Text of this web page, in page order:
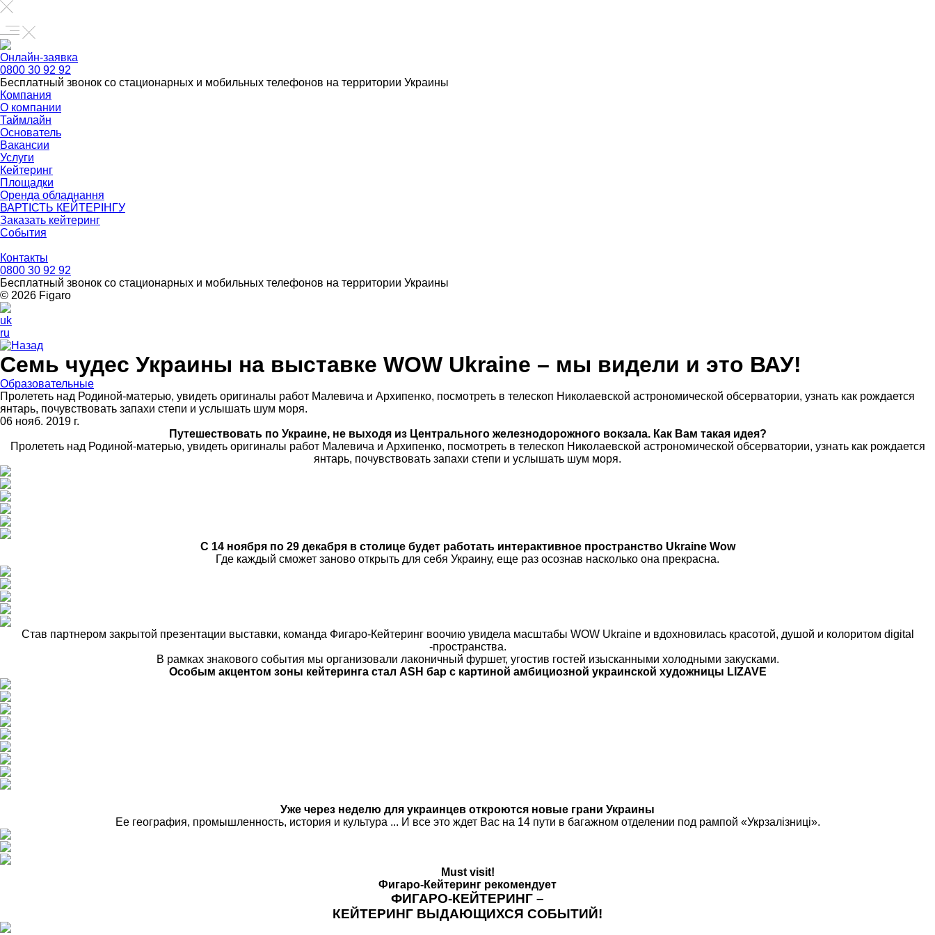
Онлайн-заявка
0800 30 92 92
Бесплатный звонок со стационарных и мобильных телефонов на территории Украины
Компания
О компании
Таймлайн
Основатель
Вакансии
Услуги
Кейтеринг
Площадки
Оренда обладнання
ВАРТІСТЬ КЕЙТЕРІНГУ
Заказать кейтеринг
События
Контакты
0800 30 92 92
Бесплатный звонок со стационарных и мобильных телефонов на территории Украины
© 2026 Figarо
uk
ru
Назад
Семь чудес Украины на выстав­ке WOW Ukraine – мы видели и это ВАУ!
Образовательные
Пролететь над Родиной-матерью, увидеть оригиналы работ Малевича и Архипенко, посмотреть в телескоп Николаевской астрономической обсерватории, узнать как рождается
янтарь, почувствовать запахи степи и услышать шум моря.
06 нояб. 2019 г.
Путешествовать по Украине, не выходя из Центрального железнодорожного вокзала. Как Вам такая идея?
Пролететь над Родиной-матерью, увидеть оригиналы работ Малевича и Архипенко, посмотреть в телескоп Николаевской астрономической обсерватории, узнать как рождается
янтарь, почувствовать запахи степи и услышать шум моря.
С 14 ноября по 29 декабря в столице будет работать интерактивное пространство Ukraine Wow
Где каждый сможет заново открыть для себя Украину, еще раз осознав насколько она прекрасна.
Став партнером закрытой презентации выставки, команда Фигаро-Кейтеринг воочию увидела масштабы WOW Ukraine и вдохновилась красотой, душой и колоритом digital
-пространства.
В рамках знакового события мы организовали лаконичный фуршет, угостив гостей изысканными холодными закусками.
Особым акцентом зоны кейтеринга стал ASH бар с картиной амбициозной украинской художницы LIZAVE
Уже через неделю для украинцев откроются новые грани Украины
Ее география, промышленность, история и культура ... И все это ждет Вас на 14 пути в багажном отделении под рампой «Укрзалізниці».
Must visit!
Фигаро-Кейтеринг рекомендует
ФИГАРО-КЕЙТЕРИНГ –
КЕЙТЕРИНГ ВЫДАЮЩИХСЯ СОБЫТИЙ!